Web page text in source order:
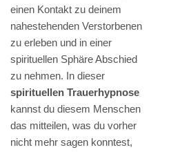
einen Kontakt zu deinem
nahestehenden Verstorbenen
zu erleben und in einer
spirituellen Sphäre Abschied
zu nehmen. In dieser
spirituellen Trauerhypnose
kannst du diesem Menschen
das mitteilen, was du vorher
nicht mehr sagen konntest,